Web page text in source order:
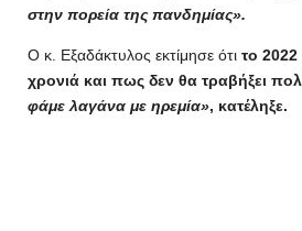
στην πορεία της πανδημίας».
Ο κ. Εξαδάκτυλος εκτίμησε ότι το 2022
χρονιά και πως δεν θα τραβήξει
φάμε λαγάνα με ηρεμία», κατέληξε.